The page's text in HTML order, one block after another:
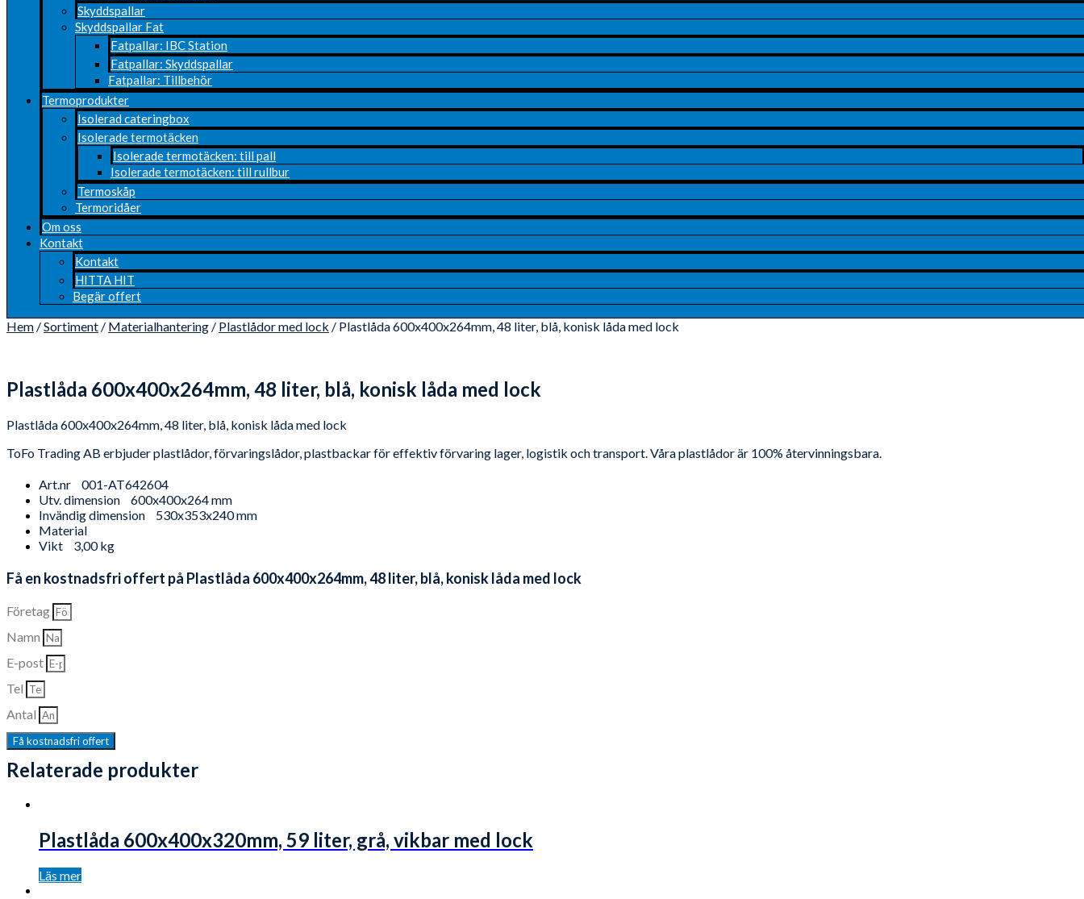
Skyddspallar
Skyddspallar Fat
Fatpallar: IBC Station
Fatpallar: Skyddspallar
Fatpallar: Tillbehör
Termoprodukter
Isolerad cateringbox
Isolerade termotäcken
Isolerade termotäcken: till pall
Isolerade termotäcken: till rullbur
Termoskåp
Termoridåer
Om oss
Kontakt
Kontakt
HITTA HIT
Begär offert
Hem /Sortiment / Materialhantering / Plastlådor med lock / Plastlåda 600x400x264mm, 48 liter, blå, konisk låda med lock
Plastlåda 600x400x264mm, 48 liter, blå, konisk låda med lock
Plastlåda 600x400x264mm, 48 liter, blå, konisk låda med lock
ToFo Trading AB erbjuder plastlådor, förvaringslådor, plastbackar för effektiv förvaring lager, logistik och transport. Våra plastlådor är 100% återvinningsbara.
Art.nr
001-AT642604
Utv. dimension
600x400x264 mm
Invändig dimension
530x353x240 mm
Material
Vikt
3,00 kg
Få en kostnadsfri offert på Plastlåda 600x400x264mm, 48 liter, blå, konisk låda med lock
Företag
Namn
E-post
Tel
Antal
Få kostnadsfri offert
Relaterade produkter
Plastlåda 600x400x320mm, 59 liter, grå, vikbar med lock
Läs mer